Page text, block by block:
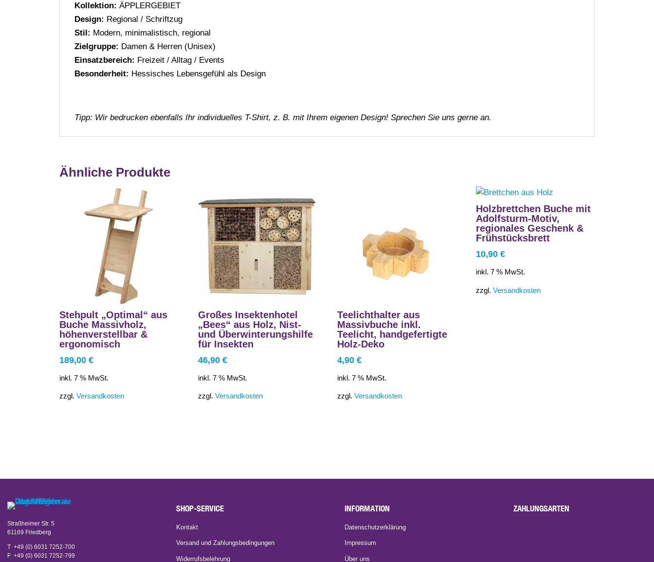
Kollektion: ÄPPLERGEBIET
Design: Regional / Schriftzug
Stil: Modern, minimalistisch, regional
Zielgruppe: Damen & Herren (Unisex)
Einsatzbereich: Freizeit / Alltag / Events
Besonderheit: Hessisches Lebensgefühl als Design
Tipp: Wir bedrucken ebenfalls Ihr individuelles T-Shirt, z. B. mit Ihrem eigenen Design! Sprechen Sie uns gerne an.
Ähnliche Produkte
Stehpult „Optimal“ aus
Buche Massivholz,
höhenverstellbar &
ergonomisch
189,00 €
inkl. 7 % MwSt.
zzgl. Versandkosten
Großes Insektenhotel
„Bees“ aus Holz, Nist-
und Überwinterungshilfe
für Insekten
46,90€
inkl. 7 % MwSt.
zzgl.Versandkosten
Teelichthalter aus
Massivbuche inkl.
Teelicht, handgefertigte
Holz-Deko
4,90 €
inkl. 7 % MwSt.
zzgl. Versandkosten
Holzbrettchen Buche mit
Adolfsturm-Motiv,
regionales Geschenk &
Frühstücksbrett
10,90€
inkl. 7 % MwSt.
zzgl.Versandkosten
Straßheimer Str. 5
61169 Friedberg
T +49 (0) 6031 7252-700
F +49 (0) 6031 7252-799
SHOP-SERVICE
Kontakt
Versand und Zahlungsbedingungen
Widerrufsbelehrung
INFORMATION
Datenschutzerklärung
Impressum
Über uns
ZAHLUNGSARTEN